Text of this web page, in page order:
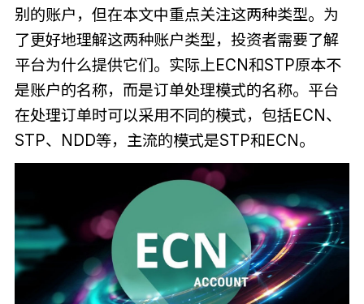
别的账户，但在本文中重点关注这两种类型。为
了更好地理解这两种账户类型，投资者需要了解
平台为什么提供它们。实际上ECN和STP原本不
是账户的名称，而是订单处理模式的名称。平台
在处理订单时可以采用不同的模式，包括ECN、
STP、NDD等，主流的模式是STP和ECN。